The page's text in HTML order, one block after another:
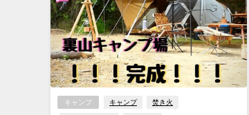
キャンプ キャンプ 焚き火